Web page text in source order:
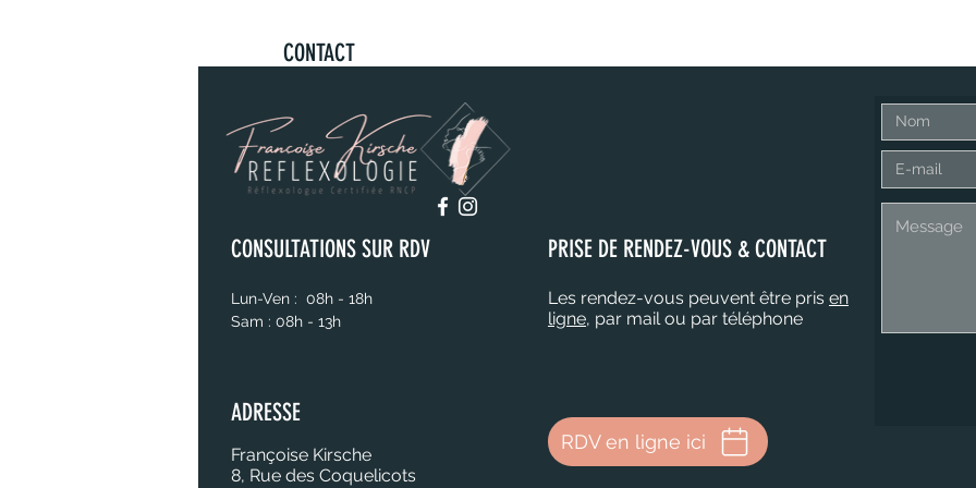
CONTACT
CONSULTATIONS SUR RDV
Lun-Ven : 08h - 18h
Sam : 08h - 13h
ADRESSE
Françoise Kirsche
8, Rue des Coquelicots
PRISE DE RENDEZ-VOUS & CONTACT
Les rendez-vous peuvent être pris en
ligne, par mail ou par téléphone
RDV en ligne ici